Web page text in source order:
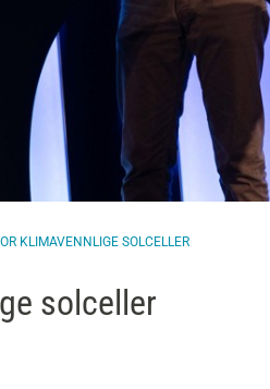
KLIMAVENNLIGE SOLCELLER
solceller